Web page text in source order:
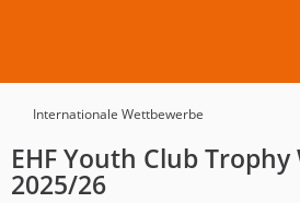
Internationale Wettbewerbe
EHF Youth Club
2025/26